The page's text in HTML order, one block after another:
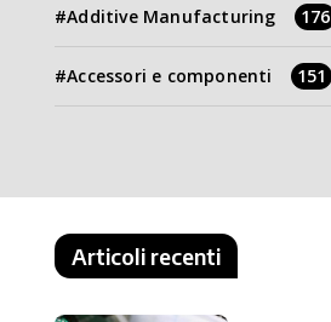
Additive Manufacturing 176
Accessori e componenti 151
Articoli recenti